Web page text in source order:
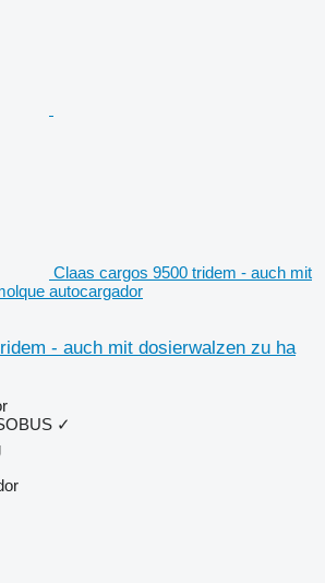
Claas cargos 9500 tridem - auch mit
autocargador
- auch mit dosierwalzen zu ha
✓